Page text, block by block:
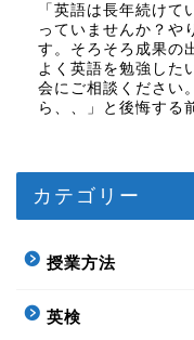
「英語は長年続け
っていませんか？や
す。そろそろ成果の
よく英語を勉強した
会にご相談ください
ら、、」と後悔する
カテゴリー
授業方法
英検